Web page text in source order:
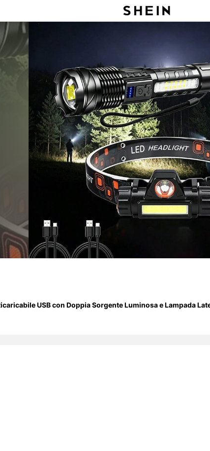
USB con Doppia Sorgente Luminosa e Lampada